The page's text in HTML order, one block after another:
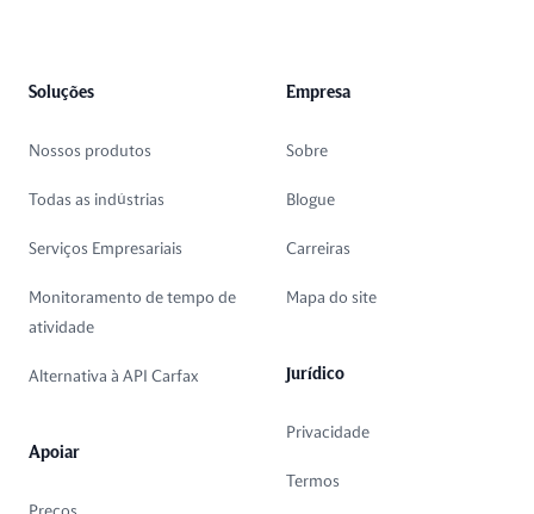
Soluções
Nossos produtos
Todas as indústrias
Serviços Empresariais
Monitoramento de tempo de
atividade
Alternativa à API Carfax
Apoiar
Empresa
Sobre
Blogue
Carreiras
Mapa do site
Jurídico
Privacidade
Termos